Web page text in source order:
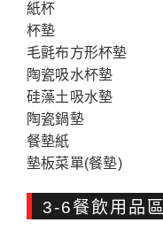
紙杯
杯墊
毛氈布方形杯墊
陶瓷吸水杯墊
硅藻土吸水墊
陶瓷鍋墊
餐墊紙
墊板菜單(餐墊)
3-6餐飲用品區